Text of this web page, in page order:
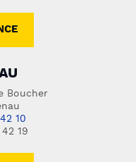
Boucher
10
19